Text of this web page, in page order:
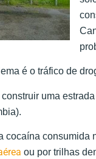
é o tráfico de
uma
cocaína
ou por trilhas